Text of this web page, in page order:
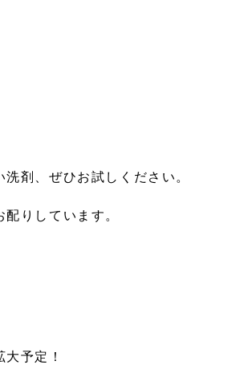
剤、ぜひお試しください。
りしています。
予定！